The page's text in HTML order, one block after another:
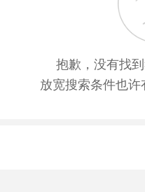
抱歉，没有找
放宽搜索条件也